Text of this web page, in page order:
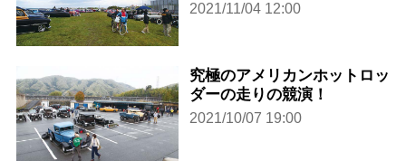
2021/11/04 12:00
究極のアメリカンホットロッ
ダーの走りの競演！
2021/10/07 19:00